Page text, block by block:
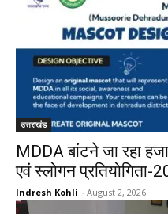
उत्तराखंड
MDDA बांटने जा रहा
एवं स्लोगन प्रतियोगिता-
Indresh Kohli - August 2, 2026